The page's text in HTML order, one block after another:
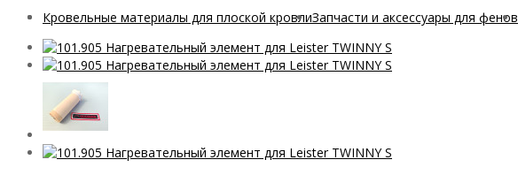
Кровельные материалы для плоской кровлиЗапчасти и аксессуары для фенов